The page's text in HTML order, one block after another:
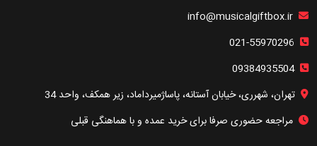
09384935504
تهران، شهرری، خیابان آستانه، پاساژمیرداماد، زیر همکف، واحد 34
مراجعه حضوری صرفا برای خرید عمده و با هماهنگی قبلی